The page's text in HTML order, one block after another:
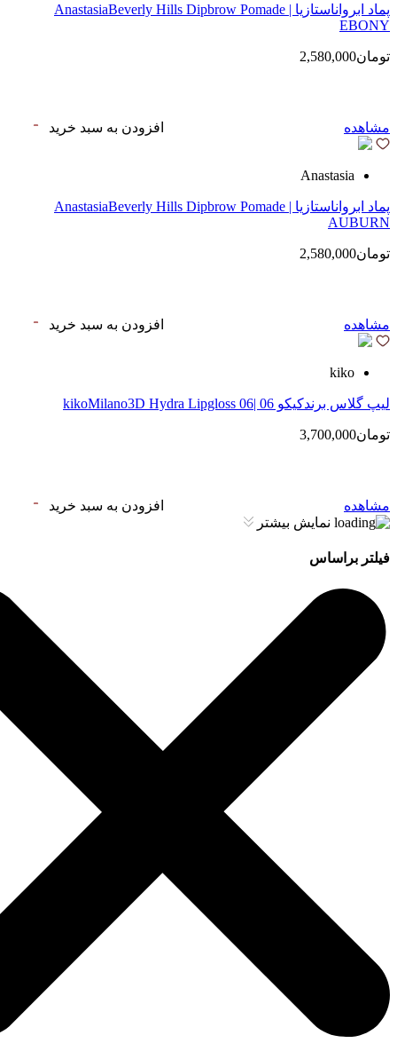
پماد ابرواناستازیا | AnastasiaBeverly Hills Dipbrow Pomade
EBONY
تومان2,580,000
مشاهده افزودن به سبد خرید
Anastasia
پماد ابرواناستازیا | AnastasiaBeverly Hills Dipbrow Pomade
AUBURN
تومان2,580,000
مشاهده افزودن به سبد خرید
kiko
لیپ گلاس‌ برندکیکو 06 |kikoMilano3D Hydra Lipgloss 06
تومان3,700,000
مشاهده
افزودن به سبد خرید
نمایش بیشتر
فیلتر براساس